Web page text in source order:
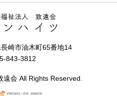
崎市油木町65番地14
843-3812
会 All Rights Reserved.